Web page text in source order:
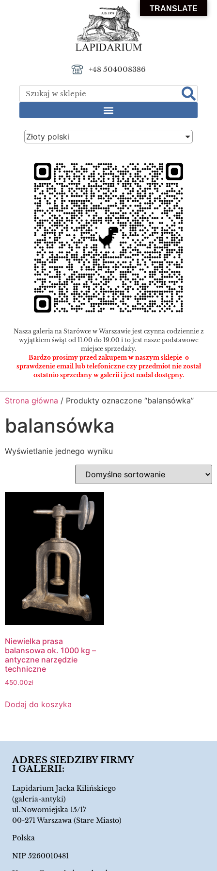
+48 504008386
Złoty polski
Nasza galeria na Starówce w Warszawie jest czynna codziennie z
wyjątkiem świąt od 11.00 do 19.00 i to jest nasze podstawowe
miejsce sprzedaży.
Bardzo prosimy przed zakupem w naszym sklepie o
sprawdzenie email lub telefoniczne czy przedmiot nie został
ostatnio sprzedany w galerii i jest nadal dostępny.
Strona główna / Produkty oznaczone “balansówka”
balansówka
Wyświetlanie jednego wyniku
Niewielka prasa
balansowa ok. 1000 kg –
antyczne narzędzie
techniczne
450.00zł
Dodaj do koszyka
ADRES SIEDZIBY FIRMY
I GALERII:
Lapidarium Jacka Kilińskiego
(galeria-antyki)
ul.Nowomiejska 15/17
00-271 Warszawa (Stare Miasto)
Polska
NIP 5260010481
TRANSLATE